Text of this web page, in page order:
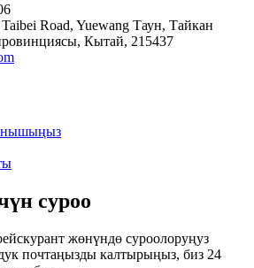
Road, Yuewang Таун, Тайкан
Кытай, 215437
суроо
жөнүндө суроолоруңуз
почтаңызды калтырыңыз, биз 24